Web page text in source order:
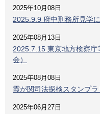
2025年10月08日
2025.9.9 府中刑務所見学
2025年08月13日
2025.7.15 東京地方検察
会）
2025年08月08日
霞が関司法探検スタンプラ
2025年06月27日